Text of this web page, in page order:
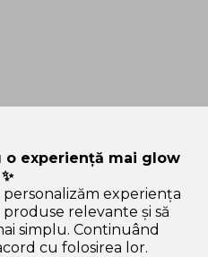
o experiență mai glow
✨
personalizăm experiența
produse relevante și să
simplu. Continuând
cu folosirea lor.